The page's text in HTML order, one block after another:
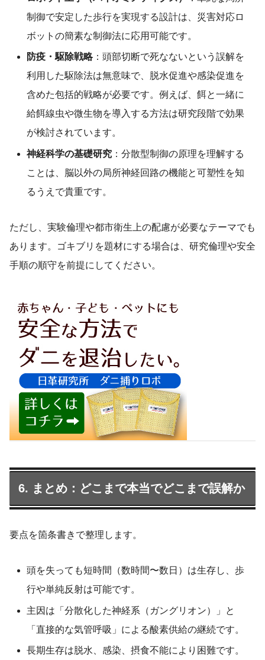
制御で安定した歩行を実現する設計は、災害対応ロ
ボットの簡素な制御法に応用可能です。
防疫・駆除戦略：頭部切断で死なないという誤解を
利用した駆除法は無意味で、脱水促進や感染促進を
含めた包括的戦略が必要です。例えば、餌と一緒に
給餌線虫や微生物を導入する方法は研究段階で効果
が検討されています。
神経科学の基礎研究 ：分散型制御の原理を理解する
ことは、脳以外の局所神経回路の機能と可塑性を知
るうえで貴重です。
ただし、実験倫理や都市衛生上の配慮が必要なテーマでも
あります。ゴキブリを題材にする場合は、研究倫理や安全
手順の順守を前提にしてください。
6. まとめ：どこまで本当でどこまで誤解か
要点を箇条書きで整理します。
頭を失っても短時間（数時間〜数日）は生存し、歩
行や単純反射は可能です。
主因は「分散化した神経系（ガングリオン）」と
「直接的な気管呼吸」による酸素供給の継続です。
長期生存は脱水、感染、摂食不能により困難です。